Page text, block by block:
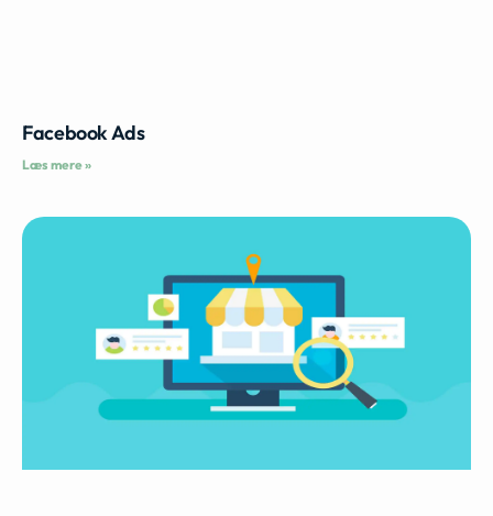
Facebook Ads
Læs mere »